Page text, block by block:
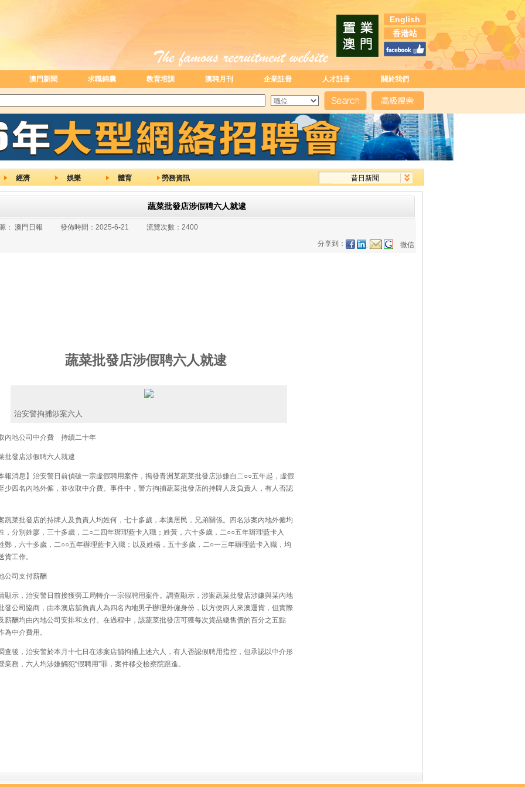
English
香港站
澳門新聞 求職錦囊 教育培訓 澳聘月刊 企業註冊 人才註冊 關於我們
經濟 娛樂 體育 勞務資訊 昔日新聞
蔬菜批發店涉假聘六人就逮
澳門日報 發佈時間： 2025-6-21 流覽次數： 2400
分享到：
微信
蔬菜批發店涉假聘六人就逮
治安警拘捕涉案六人
內地公司中介費 持續二十年
批發店涉假聘六人就逮
報消息】治安警日前偵破一宗虛假聘用案件，揭發青洲某蔬菜批發店涉嫌自二○○五年起，虛假
少四名內地外僱，並收取中介費。事件中，警方拘捕蔬菜批發店的持牌人及負責人，有人否認
蔬菜批發店的持牌人及負責人均姓何，七十多歲，本澳居民，兄弟關係。四名涉案內地外僱均
，分別姓廖，三十多歲，二○二四年辦理藍卡入職；姓黃，六十多歲，二○○五年辦理藍卡入
鄭，六十多歲，二○○五年辦理藍卡入職；以及姓楊，五十多歲，二○一三年辦理藍卡入職，均
貨工作。
公司支付薪酬
顯示，治安警日前接獲勞工局轉介一宗假聘用案件。調查顯示，涉案蔬菜批發店涉嫌與某內地
發公司協商，由本澳店舖負責人為四名內地男子辦理外僱身份，以方便四人來澳運貨，但實際
薪酬均由內地公司安排和支付。在過程中，該蔬菜批發店可獲每次貨品總售價的百分之五點
為中介費用。
查後，治安警於本月十七日在涉案店舖拘捕上述六人，有人否認假聘用指控，但承認以中介形
業務，六人均涉嫌觸犯“假聘用”罪，案件移交檢察院跟進。